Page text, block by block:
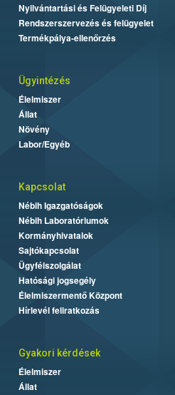
Nyilvántartási és Felügyeleti Díj
Rendszerszervezés és felügyelet
Termékpálya-ellenőrzés
Ügyintézés
Élelmiszer
Állat
Növény
Labor/Egyéb
Kapcsolat
Nébih Igazgatóságok
Nébih Laboratóriumok
Kormányhivatalok
Sajtókapcsolat
Ügyfélszolgálat
Hatósági jogsegély
Élelmiszermentő Központ
Hírlevél feliratkozás
Gyakori kérdések
Élelmiszer
Állat